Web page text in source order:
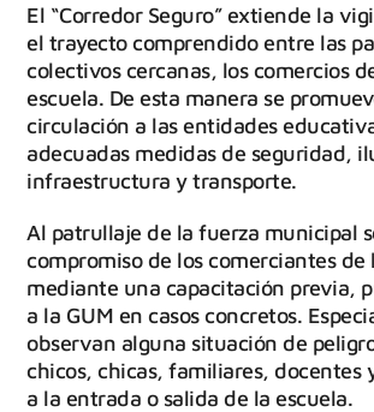
El “Corredor Seguro” extiende la
el trayecto comprendido entre las
colectivos cercanas, los comercios
escuela. De esta manera se
circulación a las entidades
adecuadas medidas de seguridad,
infraestructura y transporte.
Al patrullaje de la fuerza municipal
compromiso de los comerciantes de
mediante una capacitación previa,
a la GUM en casos concretos.
observan alguna situación de
chicos, chicas, familiares, docentes
a la entrada o salida de la escuela.